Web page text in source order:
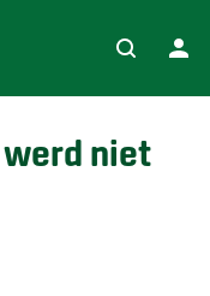
werd niet